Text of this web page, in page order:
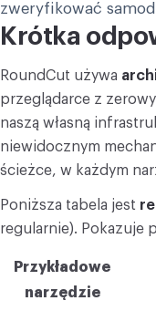
Przytnij zdjęcie
OPTYMALIZUJ
Kompresuj
Powiększ obraz
Usuń tło
EDYTUJ
KONWERTUJ
zweryfikować
Krótka
RoundCut używa
przeglądarce z
naszą własną
niewidocznym
ścieżce, w każdym
Poniższa tabela jest
regularnie). Pokazuje
Przykładowe
narzędzie